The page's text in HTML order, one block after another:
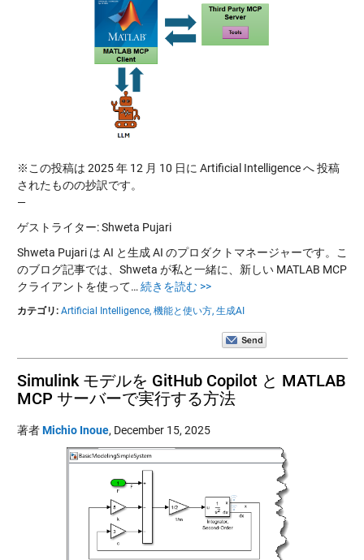
※この投稿は 2025 年 12 月 10 日に Artificial Intelligence へ 投稿
されたものの抄訳です。
—
ゲストライター: Shweta Pujari
Shweta Pujari は AI と生成 AI のプロダクトマネージャーです。こ
のブログ記事では、Shweta が私と一緒に、新しい MATLAB MCP
クライアントを使って… 続きを読む >>
カテゴリ: Artificial Intelligence, 機能と使い方, 生成AI
Simulink モデルを GitHub Copilot と MATLAB
MCP サーバーで実行する方法
著者Michio Inoue, December 15, 2025